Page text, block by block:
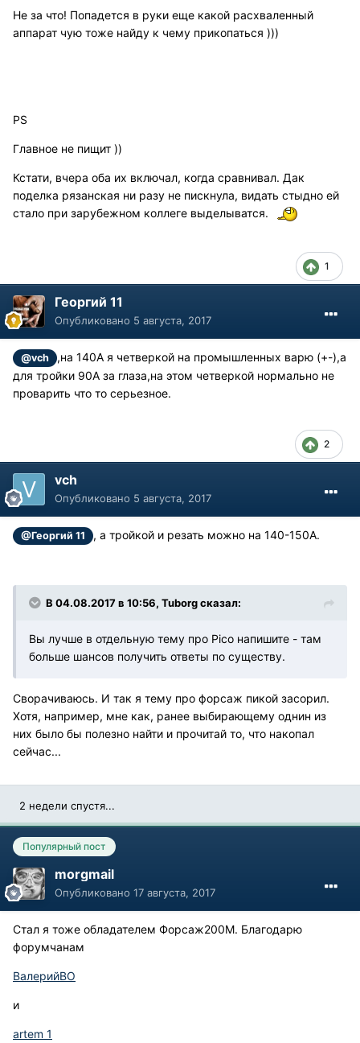
Не за что! Попадется в руки еще какой расхваленный
аппарат чую тоже найду к чему прикопаться )))
PS
Главное не пищит ))
Кстати, вчера оба их включал, когда сравнивал. Дак
поделка рязанская ни разу не пискнула, видать стыдно ей
стало при зарубежном коллеге выделыватся.
1
Георгий 11
Опубликовано 5 августа, 2017
@vch
,на 140А я четверкой на промышленных варю (+-),а
для тройки 90А за глаза,на этом четверкой нормально не
проварить что то серьезное.
2
vch
Опубликовано 5 августа, 2017
@Георгий 11 , а тройкой и резать можно на 140-150А.
В 04.08.2017 в 10:56, Tuborg сказал:
Вы лучше в отдельную тему про Pico напишите - там
больше шансов получить ответы по существу.
Сворачиваюсь. И так я тему про форсаж пикой засорил.
Хотя, например, мне как, ранее выбирающему однин из
них было бы полезно найти и прочитай то, что накопал
сейчас...
2 недели спустя...
Популярный пост
morgmail
Опубликовано 17 августа, 2017
Стал я тоже обладателем Форсаж200М. Благодарю
форумчанам
ВалерийВО
и
artem 1